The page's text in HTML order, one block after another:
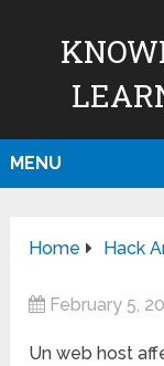
MENU
Home Hack
February 5,
Un web host